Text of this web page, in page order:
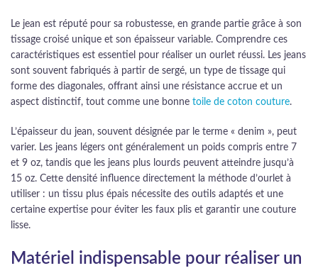
Le jean est réputé pour sa robustesse, en grande partie grâce à son
tissage croisé unique et son épaisseur variable. Comprendre ces
caractéristiques est essentiel pour réaliser un ourlet réussi. Les jeans
sont souvent fabriqués à partir de sergé, un type de tissage qui
forme des diagonales, offrant ainsi une résistance accrue et un
aspect distinctif, tout comme une bonne toile de coton couture.
L’épaisseur du jean, souvent désignée par le terme « denim », peut
varier. Les jeans légers ont généralement un poids compris entre 7
et 9 oz, tandis que les jeans plus lourds peuvent atteindre jusqu’à
15 oz. Cette densité influence directement la méthode d’ourlet à
utiliser : un tissu plus épais nécessite des outils adaptés et une
certaine expertise pour éviter les faux plis et garantir une couture
lisse.
Matériel indispensable pour réaliser un